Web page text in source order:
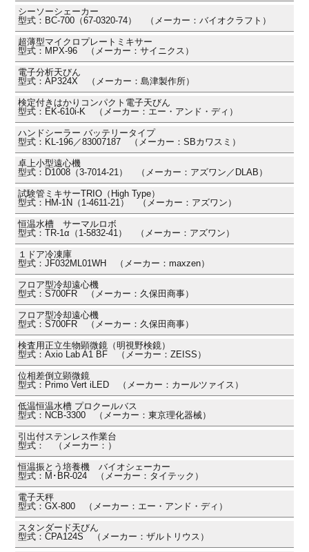
シーソーシェーカー
型式：BC-700（67-0320-74） （メーカー：バイオクラフト）
超薄型マイクロプレートミキサー
型式：MPX-96 （メーカー：サイニクス）
電子分析天びん
型式：AP324X （メーカー：島津製作所）
検定付きはかりコンパクト電子天びん
型式：EK-610i-K （メーカー：エー・アンド・ディ）
ハンドシーラー バッテリータイプ
型式：KL-196／83007187 （メーカー：SBカワスミ）
卓上小型遠心機
型式：D1008（3-7014-21） （メーカー：アズワン／DLAB）
試験管ミキサーTRIO（High Type）
型式：HM-1N（1-4611-21） （メーカー：アズワン）
恒温水槽 サーマルロボ
型式：TR-1α（1-5832-41） （メーカー：アズワン）
１ドア冷凍庫
型式：JF032ML01WH （メーカー：maxzen）
フロア型冷却遠心機
型式：S700FR （メーカー：久保田商事）
フロア型冷却遠心機
型式：S700FR （メーカー：久保田商事）
検査用正立生物顕微鏡（明視野検鏡）
型式：Axio Lab A1 BF （メーカー：ZEISS）
位相差倒立顕微鏡
型式：Primo Vert iLED （メーカー：カールツァイス）
低温恒温水槽 プロクールバス
型式：NCB-3300 （メーカー：東京理化器械）
引出付ステンレス作業台
型式： （メーカー：）
恒温振とう培養機 バイオシェーカー
型式：M･BR-024 （メーカー：タイテック）
電子天秤
型式：GX-800 （メーカー：エー・アンド・ディ）
スタンダード天びん
型式：CPA124S （メーカー：ザルトリウス）